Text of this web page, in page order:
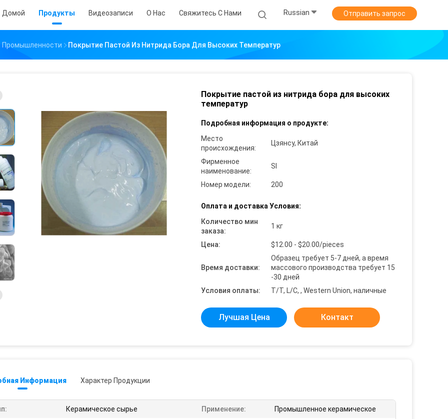
Домой Продукты Видеозаписи О Нас Свяжитесь С Нами Russian Отправить запрос
Промышленности Покрытие Пастой Из Нитрида Бора Для Высоких Температур
Покрытие пастой из нитрида бора для высоких
температур
Подробная информация о продукте:
Место
происхождения:
Цзянсу, Китай
Фирменное
наименование:
SI
Номер модели: 200
Оплата и доставка Условия:
Количество мин
заказа:
1 кг
Цена: $12.00 - $20.00/pieces
Время доставки:
Образец требует 5-7 дней, а время
массового производства требует 15
-30 дней
Условия оплаты:
T/T, L/C, , Western Union, наличные
Лучшая Цена Контакт
Информация Характер Продукции
Керамическое сырье Применение: Промышленное керамическое